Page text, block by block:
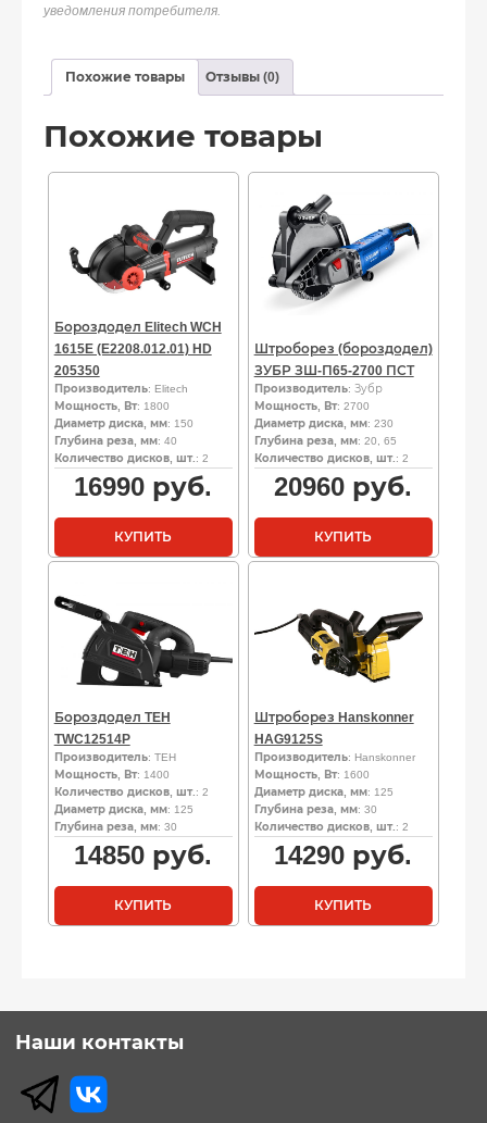
уведомления потребителя.
Похожие товары Отзывы (0)
Похожие товары
Бороздодел Elitech WCH
1615E (E2208.012.01) HD
205350
Производитель: Elitech
Мощность, Вт: 1800
Диаметр диска, мм: 150
Глубина реза, мм: 40
Количество дисков, шт. : 2
16990 руб.
КУПИТЬ
Штроборез (бороздодел)
ЗУБР ЗШ-П65-2700 ПСТ
Производитель: Зубр
Мощность, Вт: 2700
Диаметр диска, мм: 230
Глубина реза, мм: 20, 65
Количество дисков, шт. : 2
20960 руб.
КУПИТЬ
Бороздодел TEH
TWC12514P
Производитель: TEH
Мощность, Вт: 1400
Количество дисков, шт. : 2
Диаметр диска, мм: 125
Глубина реза, мм: 30
14850 руб.
КУПИТЬ
Штроборез Hanskonner
HAG9125S
Производитель: Hanskonner
Мощность, Вт: 1600
Диаметр диска, мм: 125
Глубина реза, мм: 30
Количество дисков, шт. : 2
14290 руб.
КУПИТЬ
Наши контакты